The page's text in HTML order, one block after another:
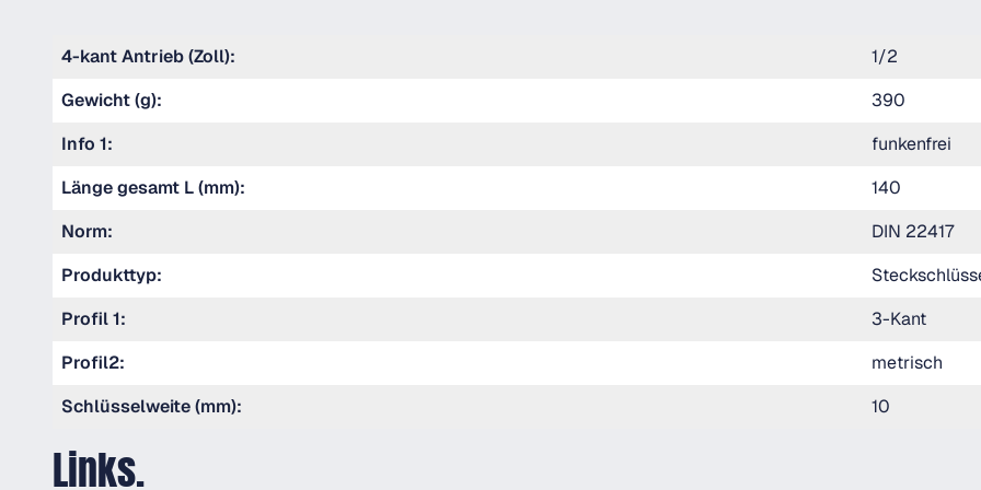
4-kant Antrieb (Zoll):
1/2
Gewicht (g):
390
Info 1:
funkenfrei
Länge gesamt L (mm):
140
Norm:
DIN 22417
Produkttyp:
Profil 1:
3-Kant
Profil2:
metrisch
Schlüsselweite (mm):
10
Links.